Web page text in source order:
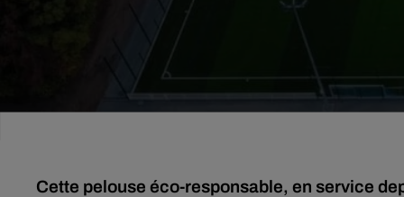
Cette pelouse éco-responsable, en service